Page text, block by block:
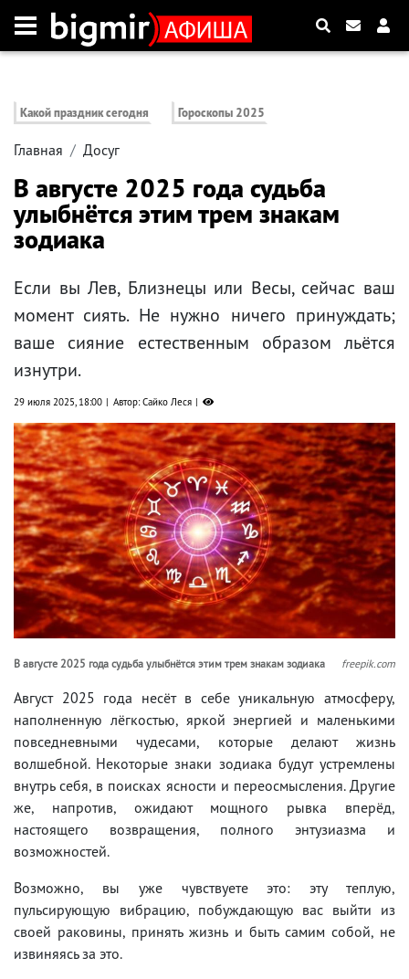
Какой праздник сегодня Гороскопы 2025
Главная Досуг
В августе 2025 года судьба
улыбнётся этим трем знакам
зодиака
Если вы Лев, Близнецы или Весы, сейчас ваш
момент сиять. Не нужно ничего принуждать;
ваше сияние естественным образом льётся
изнутри.
29 июля 2025, 18:00 Автор: Сайко Леся
В августе 2025 года судьба улыбнётся этим трем знакам зодиака freepik.com
Август 2025 года несёт в себе уникальную атмосферу,
наполненную лёгкостью, яркой энергией и маленькими
повседневными чудесами, которые делают жизнь
волшебной. Некоторые знаки зодиака будут устремлены
внутрь себя, в поисках ясности и переосмысления. Другие
же, напротив, ожидают мощного рывка вперёд,
настоящего возвращения, полного энтузиазма и
возможностей.
Возможно, вы уже чувствуете это: эту теплую,
пульсирующую вибрацию, побуждающую вас выйти из
своей раковины, принять жизнь и быть самим собой, не
извиняясь за это.